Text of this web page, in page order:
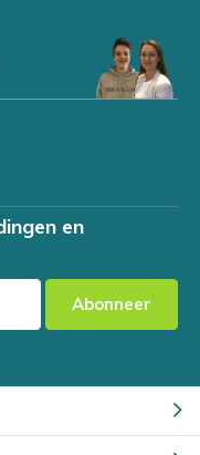
en
Abonneer